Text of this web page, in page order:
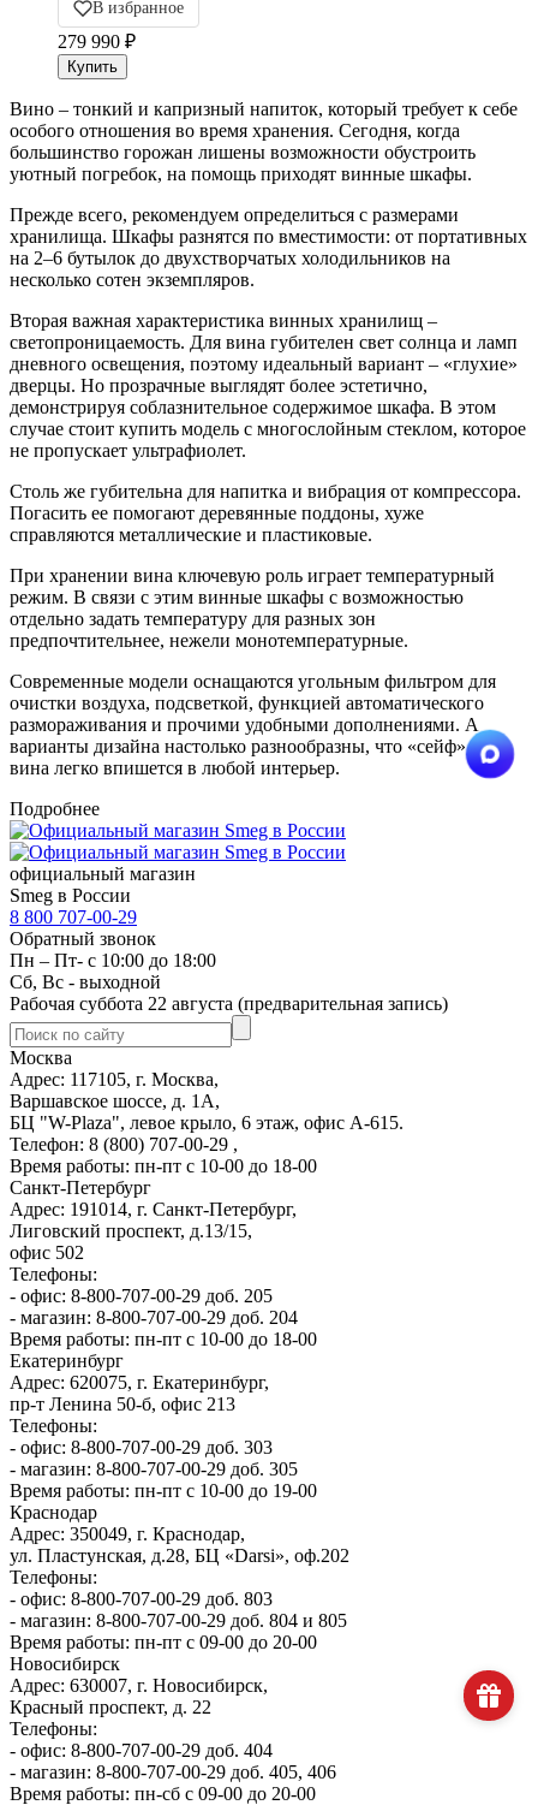
В избранное
279 990 ₽
Вино – тонкий и капризный напиток, который требует к себе
особого отношения во время хранения. Сегодня, когда
большинство горожан лишены возможности обустроить
уютный погребок, на помощь приходят винные шкафы.
Прежде всего, рекомендуем определиться с размерами
хранилища. Шкафы разнятся по вместимости: от портативных
на 2–6 бутылок до двухстворчатых холодильников на
несколько сотен экземпляров.
Вторая важная характеристика винных хранилищ –
светопроницаемость. Для вина губителен свет солнца и ламп
дневного освещения, поэтому идеальный вариант – «глухие»
дверцы. Но прозрачные выглядят более эстетично,
демонстрируя соблазнительное содержимое шкафа. В этом
случае стоит купить модель с многослойным стеклом, которое
не пропускает ультрафиолет.
Столь же губительна для напитка и вибрация от компрессора.
Погасить ее помогают деревянные поддоны, хуже
справляются металлические и пластиковые.
При хранении вина ключевую роль играет температурный
режим. В связи с этим винные шкафы с возможностью
отдельно задать температуру для разных зон
предпочтительнее, нежели монотемпературные.
Современные модели оснащаются угольным фильтром для
очистки воздуха, подсветкой, функцией автоматического
размораживания и прочими удобными дополнениями. А
варианты дизайна настолько разнообразны, что «сейф» для
вина легко впишется в любой интерьер.
Подробнее
официальный магазин
Smeg в России
8 800 707-00-29
Обратный звонок
Пн – Пт- с 10:00 до 18:00
Сб, Вс - выходной
Рабочая суббота 22 августа (предварительная запись)
Москва
Адрес: 117105, г. Москва,
Варшавское шоссе, д. 1А,
БЦ "W-Plaza", левое крыло, 6 этаж, офис А-615.
Телефон: 8 (800) 707-00-29 ,
Время работы: пн-пт с 10-00 до 18-00
Санкт-Петербург
Адрес: 191014, г. Санкт-Петербург,
Лиговский проспект, д.13/15,
офис 502
Телефоны:
- офис: 8-800-707-00-29 доб. 205
- магазин: 8-800-707-00-29 доб. 204
Время работы: пн-пт с 10-00 до 18-00
Екатеринбург
Адрес: 620075, г. Екатеринбург,
пр-т Ленина 50-б, офис 213
Телефоны:
- офис: 8-800-707-00-29 доб. 303
- магазин: 8-800-707-00-29 доб. 305
Время работы: пн-пт с 10-00 до 19-00
Краснодар
Адрес: 350049, г. Краснодар,
ул. Пластунская, д.28, БЦ «Darsi», оф.202
Телефоны:
- офис: 8-800-707-00-29 доб. 803
- магазин: 8-800-707-00-29 доб. 804 и 805
Время работы: пн-пт с 09-00 до 20-00
Новосибирск
Адрес: 630007, г. Новосибирск,
Красный проспект, д. 22
Телефоны:
- офис: 8-800-707-00-29 доб. 404
- магазин: 8-800-707-00-29 доб. 405, 406
Время работы: пн-сб с 09-00 до 20-00